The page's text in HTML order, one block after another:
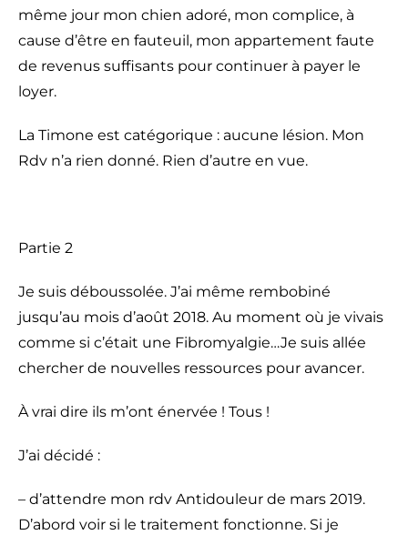
même jour mon chien adoré, mon complice, à
cause d’être en fauteuil, mon appartement faute
de revenus suffisants pour continuer à payer le
loyer.
La Timone est catégorique : aucune lésion. Mon
Rdv n’a rien donné. Rien d’autre en vue.
Partie 2
Je suis déboussolée. J’ai même rembobiné
jusqu’au mois d’août 2018. Au moment où je vivais
comme si c’était une Fibromyalgie…Je suis allée
chercher de nouvelles ressources pour avancer.
À vrai dire ils m’ont énervée ! Tous !
J’ai décidé :
– d’attendre mon rdv Antidouleur de mars 2019.
D’abord voir si le traitement fonctionne. Si je